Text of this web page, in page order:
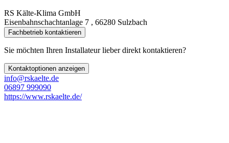
RS Kälte-Klima GmbH
Eisenbahnschachtanlage 7 , 66280 Sulzbach
Fachbetrieb kontaktieren
Sie möchten Ihren Installateur lieber direkt kontaktieren?
Kontaktoptionen anzeigen
info@rskaelte.de
06897 999090
https://www.rskaelte.de/